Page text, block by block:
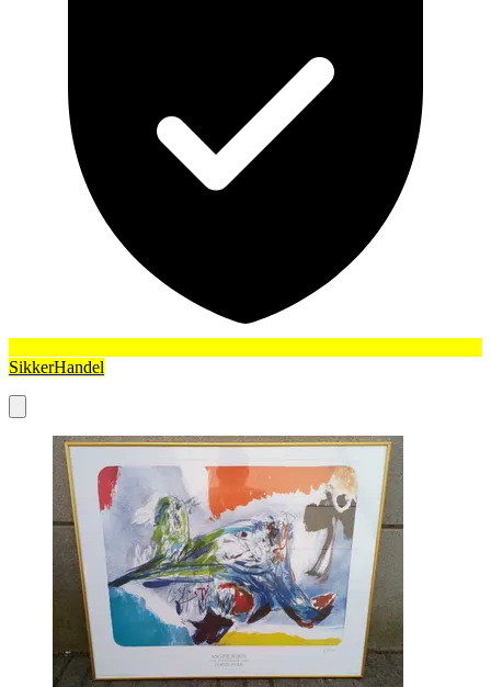
SikkerHandel